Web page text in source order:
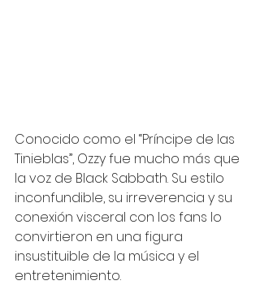
Conocido como el “Príncipe de las
Tinieblas”, Ozzy fue mucho más que
la voz de Black Sabbath. Su estilo
inconfundible, su irreverencia y su
conexión visceral con los fans lo
convirtieron en una figura
insustituible de la música y el
entretenimiento.